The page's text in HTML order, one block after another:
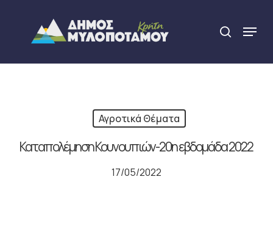
content
search
Menu
Αγροτικά Θέματα
Καταπολέμηση Κουνουπιών-20η εβδομάδα 2022
17/05/2022
Close